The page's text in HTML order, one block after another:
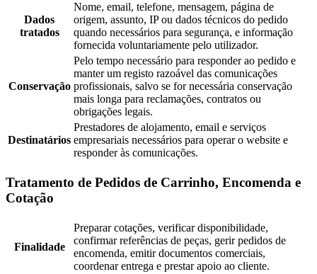
Dados
tratados
Nome, email, telefone, mensagem, página de
origem, assunto, IP ou dados técnicos do pedido
quando necessários para segurança, e informação
fornecida voluntariamente pelo utilizador.
Conservação
Pelo tempo necessário para responder ao pedido e
manter um registo razoável das comunicações
profissionais, salvo se for necessária conservação
mais longa para reclamações, contratos ou
obrigações legais.
Destinatários
Prestadores de alojamento, email e serviços
empresariais necessários para operar o website e
responder às comunicações.
Tratamento de Pedidos de Carrinho, Encomenda e
Cotação
Finalidade
Preparar cotações, verificar disponibilidade,
confirmar referências de peças, gerir pedidos de
encomenda, emitir documentos comerciais,
coordenar entrega e prestar apoio ao cliente.